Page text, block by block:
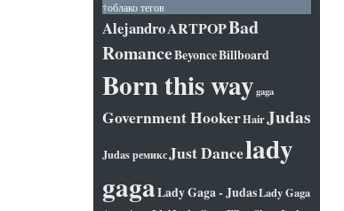
†облако тегов
AlejandroARTPOPBad
RomanceBeyonceBillboard
Born this waygaga
Government HookerHairJudas
Judas ремиксJust Dancelady
gagaLady Gaga - JudasLady Gaga